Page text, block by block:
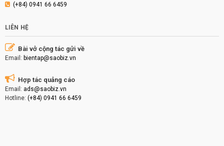
(+84) 0941 66 6459
LIÊN HỆ
Bài vở cộng tác gửi về
Email: bientap@saobiz.vn
Hợp tác quảng cáo
Email: ads@saobiz.vn
Hotline: (+84) 0941 66 6459